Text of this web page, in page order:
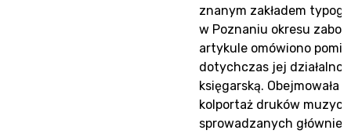
znanym zakładem
w Poznaniu okresu
artykule omówiono
dotychczas jej
księgarską. Obejmowała
kolportaż druków
sprowadzanych głównie